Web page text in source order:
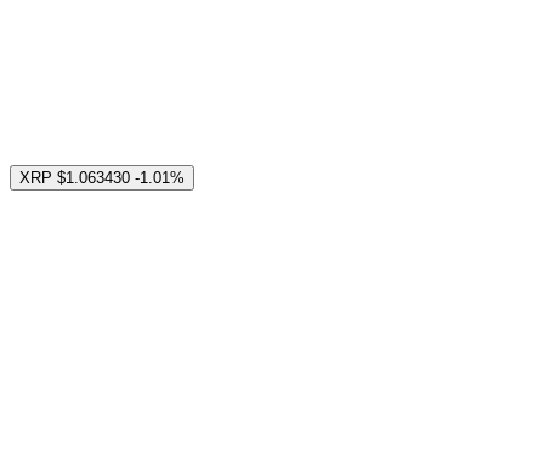
XRP $1.063430 -1.01%